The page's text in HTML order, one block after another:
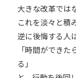
大きな改革では
これを淡々と積
逆に後悔する人
「時間ができ
る」